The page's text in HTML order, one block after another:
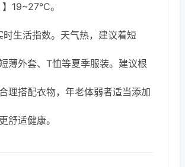
19~27℃。
时生活指数。天气热，建议着短
薄外套、T恤等夏季服装。建议根
理搭配衣物，年老体弱者适当添加
舒适健康。